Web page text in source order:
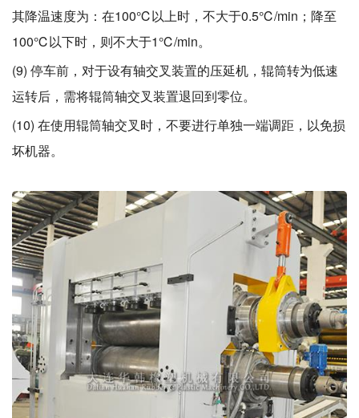
其降温速度为：在100℃以上时，不大于0.5℃/min；降至
100℃以下时，则不大于1℃/min。
(9) 停车前，对于设有轴交叉装置的压延机，辊筒转为低速
运转后，需将辊筒轴交叉装置退回到零位。
(10) 在使用辊筒轴交叉时，不要进行单独一端调距，以免损
坏机器。